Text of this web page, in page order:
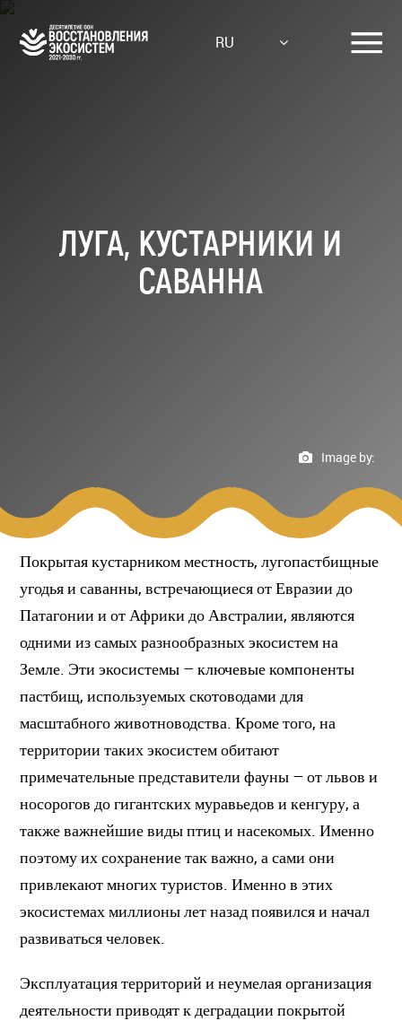
Skip
main
RU
ЛУГА, КУСТАРНИКИ И
САВАННА
Image by:
Покрытая кустарником местность, лугопастбищные
угодья и саванны, встречающиеся от Евразии до
Патагонии и от Африки до Австралии, являются
одними из самых разнообразных экосистем на
Земле. Эти экосистемы – ключевые компоненты
пастбищ, используемых скотоводами для
масштабного животноводства. Кроме того, на
территории таких экосистем обитают
примечательные представители фауны – от львов и
носорогов до гигантских муравьедов и кенгуру, а
также важнейшие виды птиц и насекомых. Именно
поэтому их сохранение так важно, а сами они
привлекают многих туристов. Именно в этих
экосистемах миллионы лет назад появился и начал
развиваться человек.
Эксплуатация территорий и неумелая организация
деятельности приводят к деградации покрытой